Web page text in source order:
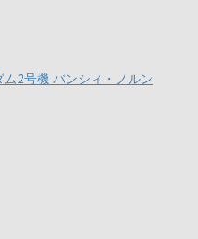
2号機 バンシィ・ノルン